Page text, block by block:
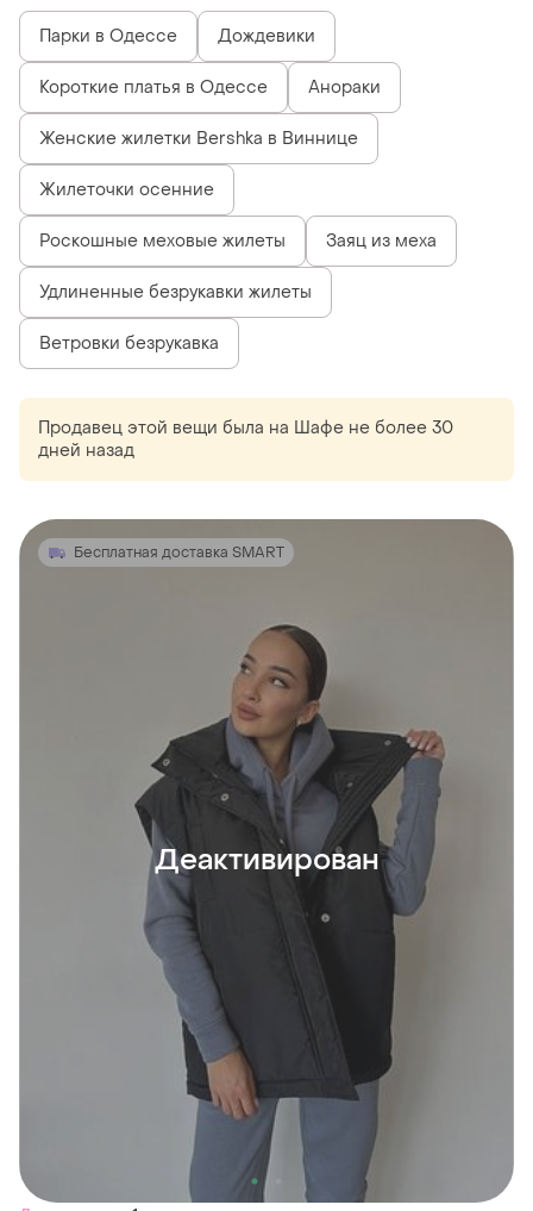
Парки в Одессе Дождевики
Короткие платья в Одессе Анораки
Женские жилетки Bershka в Виннице
Жилеточки осенние
Роскошные меховые жилеты Заяц из меха
Удлиненные безрукавки жилеты
Ветровки безрукавка
Продавец этой вещи была на Шафе не более 30
дней назад
Бесплатная доставка SMART
Деактивирован